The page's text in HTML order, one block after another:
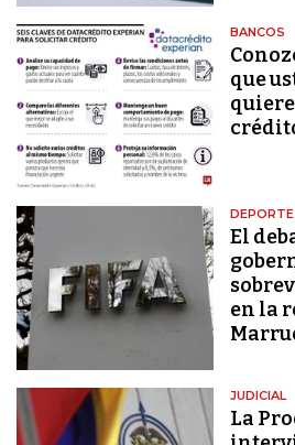
BANCOS
que
DEPORTE
El
en la
JUDICIAL
La